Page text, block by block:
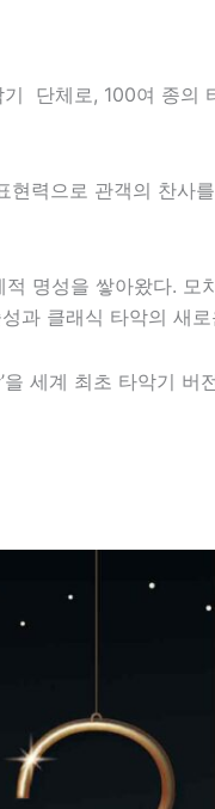
단체로, 100여 종의
력으로 관객의 찬사
명성을 쌓아왔다. 모
과 클래식 타악의 새
을 세계 최초 타악기